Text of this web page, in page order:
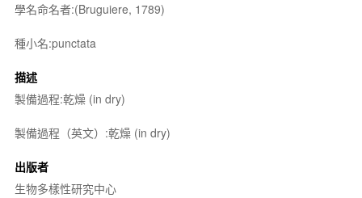
學名命名者:(Bruguiere, 1789)
種小名:punctata
描述
製備過程:乾燥 (in dry)
製備過程（英文）:乾燥 (in dry)
出版者
生物多樣性研究中心